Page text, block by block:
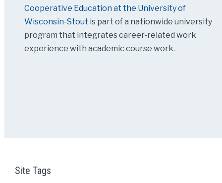
Cooperative Education at the University of
Wisconsin-Stout is part of a nationwide university
program that integrates career-related work
experience with academic course work.
Site Tags